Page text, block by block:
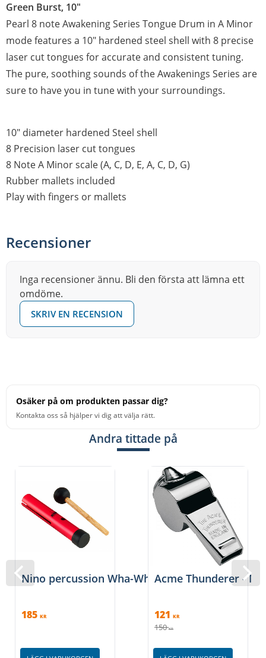
Green Burst, 10"
Pearl 8 note Awakening Series Tongue Drum in A Minor
mode features a 10" hardened steel shell with 8 precise
laser cut tongues for accurate and consistent tuning.
The pure, soothing sounds of the Awakenings Series are
sure to have you in tune with your surroundings.
10" diameter hardened Steel shell
8 Precision laser cut tongues
8 Note A Minor scale (A, C, D, E, A, C, D, G)
Rubber mallets included
Play with fingers or mallets
Recensioner
Inga recensioner ännu. Bli den första att lämna ett
omdöme.
SKRIV EN RECENSION
Osäker på om produkten passar dig?
Kontakta oss så hjälper vi dig att välja rätt.
Andra tittade på
Nino percussion Wha-Wha-Rör
185 KR
Acme Thunderer -
121 KR
150 KR